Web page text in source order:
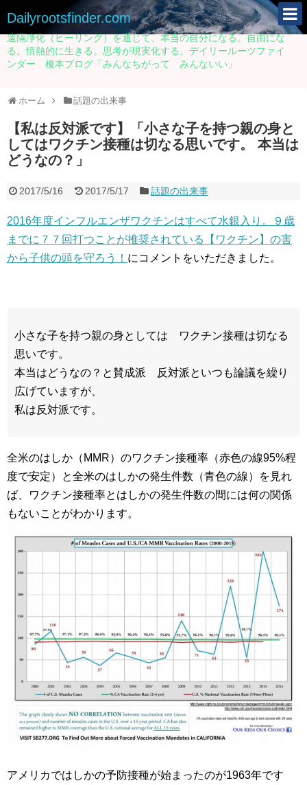
Dailyrootsfinder.com
遠隔浄化（ヒーリング）を通じて、本当の自分になる。自由にな
る。情熱的に生きる。思考が現実化する。デイリールーツファイ
ンダー 榎本ブログ「みんなちがって みんないい」
ホーム 話題の出来事
【私は反対派です】「小さな子を持つ親の身と
してはワクチン接種は切なる思いです。 本当は
どうなの？」
2017/5/16 2017/5/17 話題の出来事
2016年度インフルエンザワクチンはすべて水銀入り。９歳
までに７７回打つことが推奨されている【ワクチン】の害
から子供の頭を守ろう！ にコメントをいただきました。
小さな子を持つ親の身としては ワクチン接種は切なる
思いです。
本当はどうなの？と賛成派 反対派といつも論議を繰り
広げていますが、
私は反対派です。
全米のはしか（MMR）のワクチン接種率（赤色の線95%程
度で安定）と全米のはしかの発生件数（青色の線）を見れ
ば、ワクチン接種率とはしかの発生件数の間には何の関係
もないことがわかります。
アメリカではしかの予防接種が始まったのが1963年です